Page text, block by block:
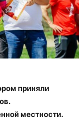
приняли
местности.